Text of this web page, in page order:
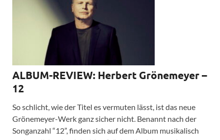
ALBUM-REVIEW: Herbert Grönemeyer –
12
So schlicht, wie der Titel es vermuten lässt, ist das neue
Grönemeyer-Werk ganz sicher nicht. Benannt nach der
Songanzahl “12”, finden sich auf dem Album musikalisch